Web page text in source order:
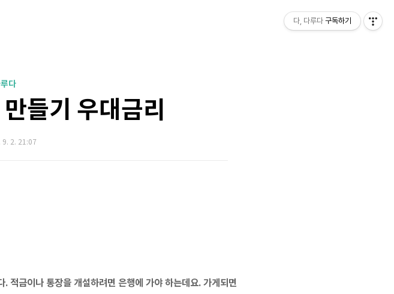
다
들기 우대금리
9. 2. 21:07
. 적금이나 통장을 개설하려면 은행에 가야 하는데요. 가게되면
다, 다루다 구독하기